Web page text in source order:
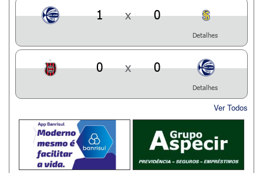
1 x 0
Detalhes
0 x 0
Detalhes
Ver Todos